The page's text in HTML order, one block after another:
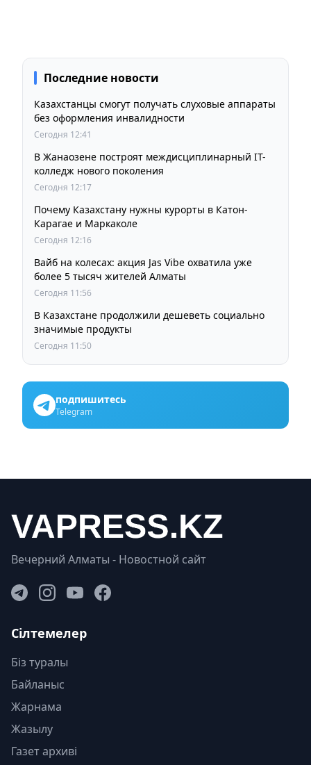
Последние новости
Казахстанцы смогут получать слуховые аппараты
без оформления инвалидности
Сегодня 12:41
В Жанаозене построят междисциплинарный IT-
колледж нового поколения
Сегодня 12:17
Почему Казахстану нужны курорты в Катон-
Карагае и Маркаколе
Сегодня 12:16
Вайб на колесах: акция Jas Vibe охватила уже
более 5 тысяч жителей Алматы
Сегодня 11:56
В Казахстане продолжили дешеветь социально
значимые продукты
Сегодня 11:50
подпишитесь
Telegram
Вечерний Алматы - Новостной сайт
Сілтемелер
Біз туралы
Байланыс
Жарнама
Жазылу
Газет архиві